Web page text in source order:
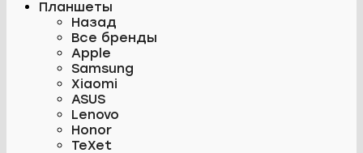
Планшеты
Назад
Все бренды
Apple
Samsung
Xiaomi
ASUS
Lenovo
Honor
TeXet